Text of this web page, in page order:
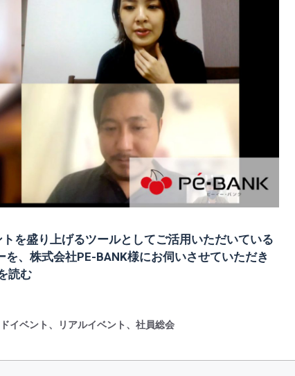
を盛り上げるツールとしてご活用いただいている
、株式会社PE-BANK様にお伺いさせていただき
読む
イベント、 リアルイベント、社員総会